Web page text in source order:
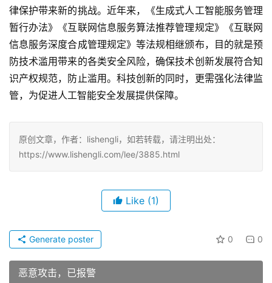
律保护带来新的挑战。近年来，《生成式人工智能服务管理
暂行办法》《互联网信息服务算法推荐管理规定》《互联网
信息服务深度合成管理规定》等法规相继颁布，目的就是预
防技术滥用带来的各类安全风险，确保技术创新发展符合知
识产权规范，防止滥用。科技创新的同时，更需强化法律监
管，为促进人工智能安全发展提供保障。
原创文章，作者：lishengli，如若转载，请注明出处：
https://www.lishengli.com/lee/3885.html
Like (1)
0 0
Generate poster
恶意攻击，已报警